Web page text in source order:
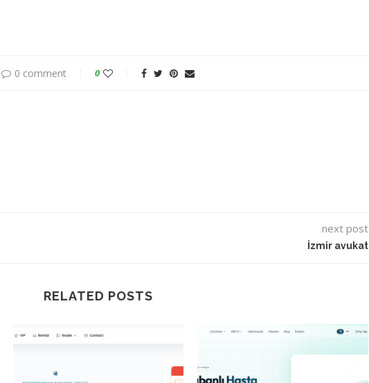
0 comment 0
next post
İzmir avukat
RELATED POSTS